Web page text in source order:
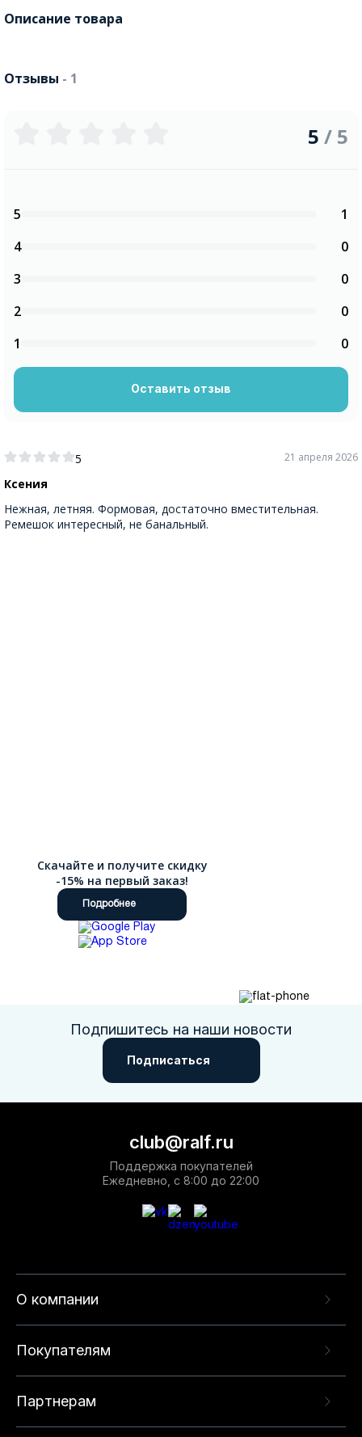
Описание товара
Отзывы - 1
5
Ксения
21 апреля 2026
Нежная, летняя. Формовая, достаточно вместительная.
Ремешок интересный, не банальный.
5 / 5
5
1
4
0
3
0
2
0
1
0
Оставить отзыв
Скачайте и получите скидку
-15% на первый заказ!
Подробнее
Подпишитесь на наши новости
Подписаться
О компании
Покупателям
Партнерам
club@ralf.ru
Поддержка покупателей
Ежедневно, с 8:00 до 22:00